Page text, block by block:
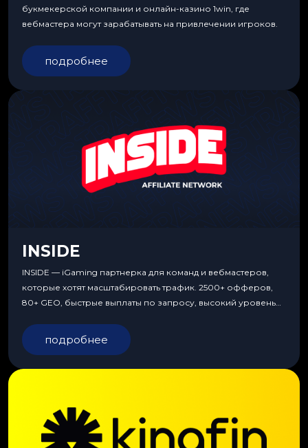
букмекерской компании и онлайн-казино 1win, где
вебмастера могут зарабатывать на привлечении игроков.
подробнее
INSIDE
INSIDE — iGaming партнерка для команд и вебмастеров,
которые хотят масштабировать трафик. 2500+ офферов,
80+ GEO, быстрые выплаты по запросу, высокий уровень
подробнее